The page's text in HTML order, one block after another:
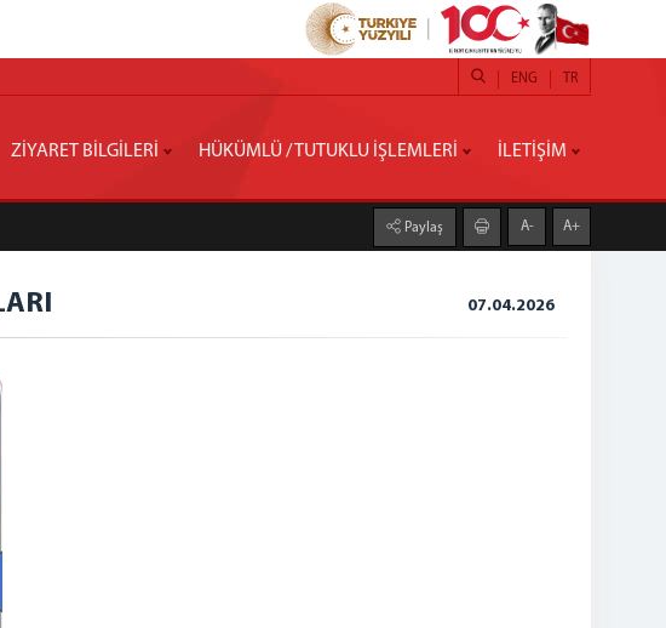
TR
ENG
ZİYARET BİLGİLERİ HÜKÜMLÜ / TUTUKLU İŞLEMLERİ İLETİŞİM
Paylaş A- A+
07.04.2026